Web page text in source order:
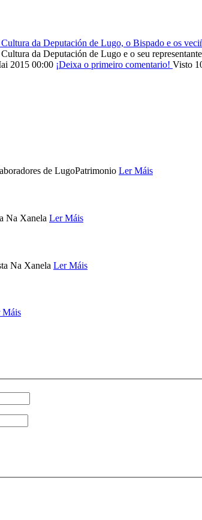
da Deputación de Lugo, o Bispado e os
da Deputación de Lugo e o seu
2015 00:00 ¡Deixa o primeiro comentario! Visto
de LugoPatrimonio Ler Máis
Na Xanela Ler Máis
Na Xanela Ler Máis
Máis